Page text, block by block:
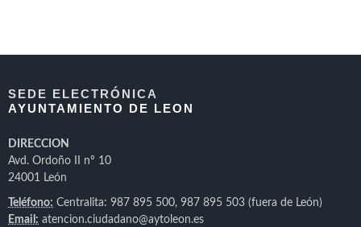
SEDE ELECTRÓNICA
AYUNTAMIENTO DE LEON
DIRECCION
Avd. Ordoño II nº 10
24001 León
Teléfono: Centralita: 987 895 500, 987 895 503 (fuera de León)
Email: atencion.ciudadano@aytoleon.es